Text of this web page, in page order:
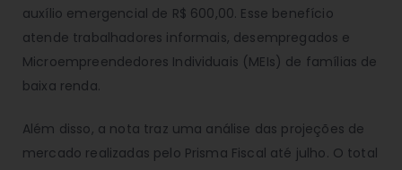
auxílio emergencial de R$ 600,00. Esse benefício
atende trabalhadores informais, desempregados e
Microempreendedores Individuais (MEIs) de famílias de
baixa renda.
Além disso, a nota traz uma análise das projeções de
mercado realizadas pelo Prisma Fiscal até julho. O total